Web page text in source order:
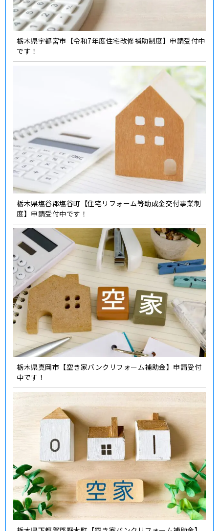
栃木県宇都宮市【令和7年度住宅改修補助制度】申請受付中
です！
栃木県塩谷郡塩谷町【住宅リフォーム等助成金交付事業制
度】申請受付中です！
栃木県真岡市【空き家バンクリフォーム補助金】申請受付
中です！